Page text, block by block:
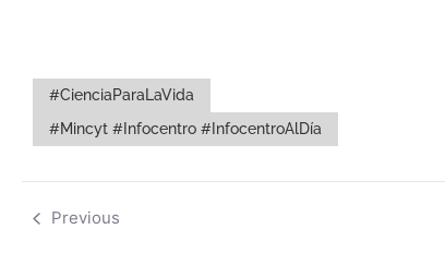
#CienciaParaLaVida
#Mincyt #Infocentro #InfocentroAlDía
Previous